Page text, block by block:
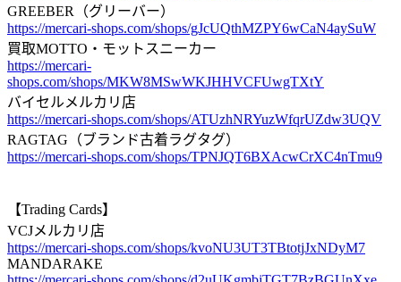
GREEBER（グリーバー）
https://mercari-shops.com/shops/gJcUQthMZPY6wCaN4aySuW
買取MOTTO・モットスニーカー
https://mercari-
shops.com/shops/MKW8MSwWKJHHVCFUwgTXtY
バイセルメルカリ店
https://mercari-shops.com/shops/ATUzhNRYuzWfqrUZdw3UQV
RAGTAG（ブランド古着ラグタグ）
https://mercari-shops.com/shops/TPNJQT6BXAcwCrXC4nTmu9
【Trading Cards】
VCJメルカリ店
https://mercari-shops.com/shops/kvoNU3UT3TBtotjJxNDyM7
MANDARAKE